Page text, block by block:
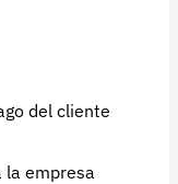
del cliente
la empresa